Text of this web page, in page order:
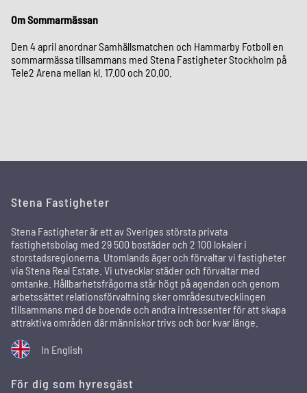
Om Sommarmässan
Den 4 april anordnar Samhällsmatchen och Hammarby Fotboll en
sommarmässa tillsammans med Stena Fastigheter Stockholm på
Tele2 Arena mellan kl. 17.00 och 20.00.
Stena Fastigheter
Stena Fastigheter är ett av Sveriges största privata
fastighetsbolag med 29 500 bostäder och 2 100 lokaler i
storstadsregionerna. Utomlands äger och förvaltar vi fastigheter
via Stena Real Estate. Vi utvecklar städer och förvaltar med
omtanke. Hållbarhetsfrågorna står högt på agendan och genom
arbetssättet relationsförvaltning sker områdesutvecklingen
tillsammans med de boende och andra intressenter för att skapa
attraktiva områden där människor trivs och bor kvar länge.
In English
För dig som hyresgäst